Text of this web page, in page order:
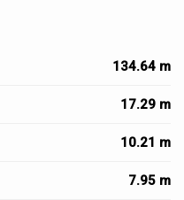
134.64 m
17.29 m
10.21 m
7.95 m